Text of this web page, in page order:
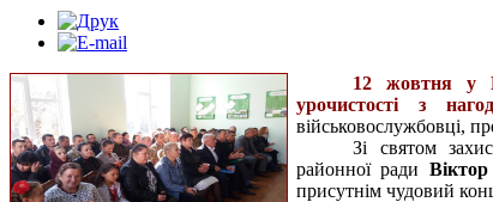
12 жовтня у
урочистості з
військовослужбовці,
Зі святом
районної ради
присутнім чудовий